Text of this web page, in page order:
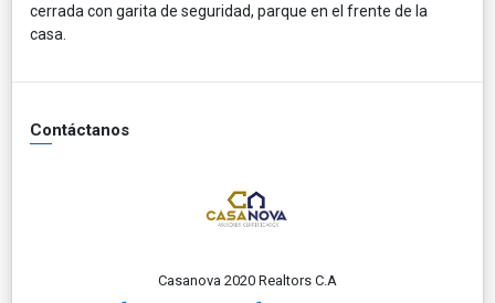
cerrada con garita de seguridad, parque en el frente de la
casa.
Contáctanos
Casanova 2020 Realtors C.A